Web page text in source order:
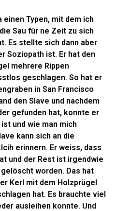
einen Typen, mit dem ich
Sau für ne Zeit zu sich
Es stellte sich dann aber
Soziopath ist. Er hat den
mehrere Rippen
geschlagen. So hat er
in San Francisco
den Slave und nachdem
gefunden hat, konnte er
und wie man mich
kann sich an die
erinnern. Er weiss, dass
und der Rest ist irgendwie
worden. Das hat
Kerl mit dem Holzprügel
hat. Es brauchte viel
ausleihen konnte. Und